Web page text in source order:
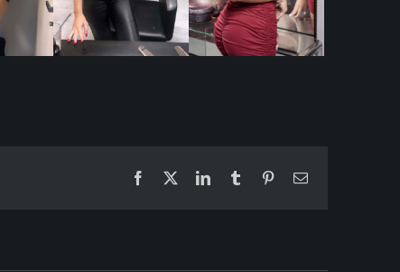
Facebook
X LinkedInTumblrPinterestEmail